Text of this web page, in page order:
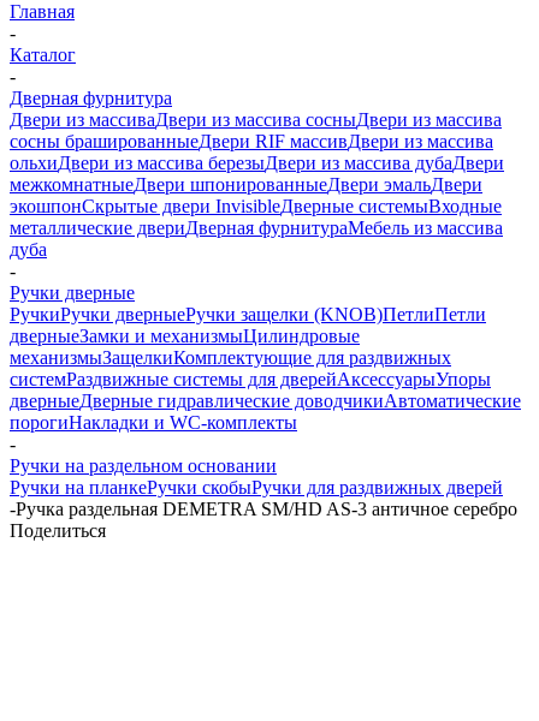
Главная
-
Каталог
-
Дверная фурнитура
Двери из массиваДвери из массива сосныДвери из массива
сосны брашированныеДвери RIF массивДвери из массива
ольхиДвери из массива березыДвери из массива дубаДвери
межкомнатныеДвери шпонированныеДвери эмальДвери
экошпонСкрытые двери InvisibleДверные системыВходные
металлические двериДверная фурнитураМебель из массива
дуба
-
Ручки дверные
РучкиРучки дверныеРучки защелки (KNOB)ПетлиПетли
дверныеЗамки и механизмыЦилиндровые
механизмыЗащелкиКомплектующие для раздвижных
системРаздвижные системы для дверейАксессуарыУпоры
дверныеДверные гидравлические доводчикиАвтоматические
порогиНакладки и WC-комплекты
-
Ручки на раздельном основании
Ручки на планкеРучки скобыРучки для раздвижных дверей
-Ручка раздельная DEMETRA SM/HD AS-3 античное серебро
Поделиться